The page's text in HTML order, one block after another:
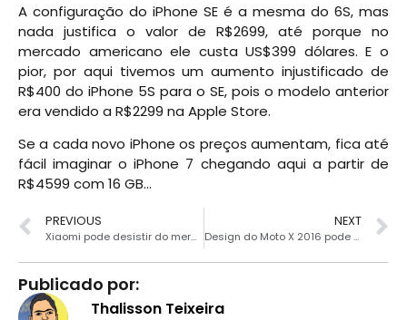
A configuração do iPhone SE é a mesma do 6S, mas
nada justifica o valor de R$2699, até porque no
mercado americano ele custa US$399 dólares. E o
pior, por aqui tivemos um aumento injustificado de
R$400 do iPhone 5S para o SE, pois o modelo anterior
era vendido a R$2299 na Apple Store.
Se a cada novo iPhone os preços aumentam, fica até
fácil imaginar o iPhone 7 chegando aqui a partir de
R$4599 com 16 GB…
PREVIOUS
Xiaomi pode desistir do mercado brasileiro ainda em 2016
NEXT
Design do Moto X 2016 pode não agradar
Publicado por:
Thalisson Teixeira